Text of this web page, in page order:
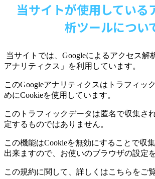
当サイトが使用している
析ツールについ
当サイトでは、 Googleによるアクセス解
アナリティクス」を利用しています。
このGoogleアナリティクスはトラフィッ
めにCookieを使用しています。
このトラフィックデータは匿名で収集さ
定するものではありません。
この機能はCookieを無効にすることで収
出来ますので、お使いのブラウザの設定
この規約に関して、詳しくはこちらをご